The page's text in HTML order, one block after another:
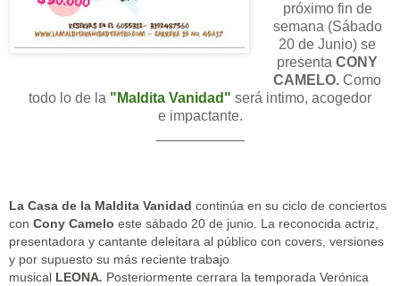
próximo fin de
semana (Sábado
20 de Junio) se
presentaCONY
CAMELO. Como
todo lo de la "Maldita Vanidad" será intimo, acogedor
e impactante.
​La Casa de la Maldita Vanidad continúa en su ciclo de conciertos
con Cony Camelo este sábado 20 de junio. La reconocida actriz,
presentadora y cantante deleitara al público con covers, versiones
y por supuesto su más reciente trabajo
musical LEONA. Posteriormente cerrara la temporada Verónica